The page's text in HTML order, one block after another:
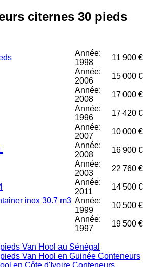
citernes 30 pieds
Année:
1998
11 900 €
Année:
2006
15 000 €
Année:
2008
17 000 €
Année:
1996
17 420 €
Année:
2007
10 000 €
Année:
2008
16 900 €
Année:
2003
22 760 €
Année:
2011
14 500 €
inox 30.7 m3 Année:
1999
10 500 €
Année:
1997
19 500 €
Van Hool au Sénégal
Van Hool en Guinée Conteneurs